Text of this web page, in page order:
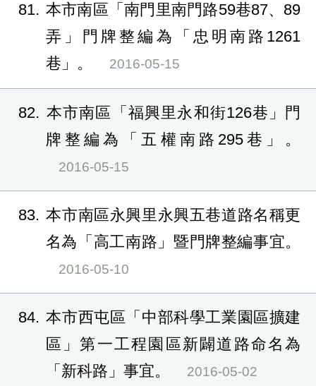
81 本市南區「南門里南門路59巷87、89
弄」門牌整編為「忠明南路1261
巷」。
2016-05-15
82
本市南區「福興里永和街126巷」門
牌整編為「五權南路295巷」。
2016-05-15
83 本市南區永興里永興五巷道路名稱更
名為「高工南路」暨門牌整編事宜。
2016-05-10
84 本市西屯區「中部科學工業園區擴建
區」第一工程園區新闢道路命名為
「新科路」事宜。
2016-05-02